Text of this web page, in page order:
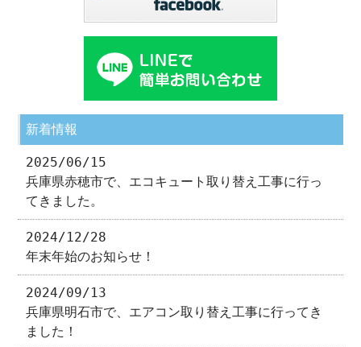
新着情報
2025/06/15
兵庫県赤穂市で、エコキュート取り替え工事に行っ
てきました。
2024/12/28
年末年始のお知らせ！
2024/09/13
兵庫県明石市で、エアコン取り替え工事に行ってき
ました！